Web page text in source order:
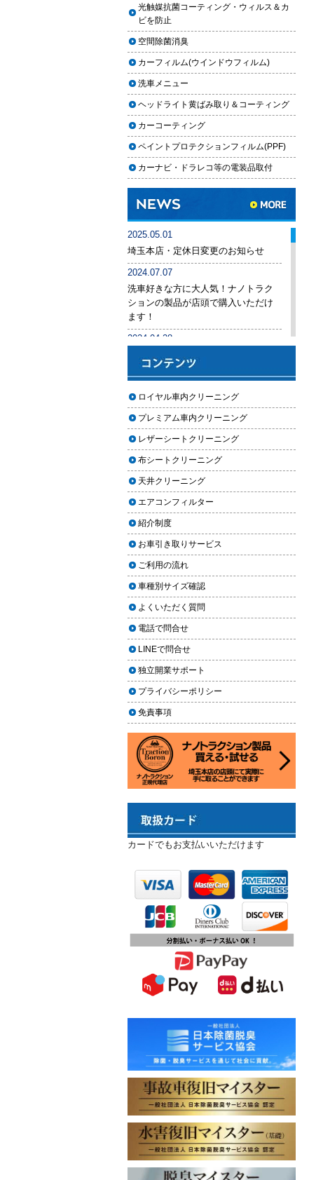
車のドアロック修理の料金と作業
手順
【2026年最新】車の花粉シミを
「科学」で制す。雨上がりの固着
を防ぐ「足軽加工」と抗酸化防衛
論
車内クリーニングは自分ででき
る？DIY清掃と業者依頼の違い・限
界を徹底解説
車内クリーニングで失敗する人の
共通点｜やってはいけない5つの判
断ミス
後悔しないために必ず確認すべき5
つのポイント
果を感じない人が見落としている3
つの原因
【2026年版】車内クリーニングは
自分でできる？プロに頼むべき境
界線と失敗例
い原因とは？タバコ・ペット・カ
ビ別の正しい対処法
【2026年版】車内クリーニングは
どこまでやるべき？目的別おすす
め内容と費用目安
【2026年版】車内クリーニングの
料金相場はいくら？内容別・業者
別に徹底比較
ヘッドライト黄ばみ取りの料金相
場｜イエローハット・オートバッ
クス・専門店を徹底比較【2026年
版】
【2026年版】イエローハットのカ
ーフィルム料金はいくら？施工内
容・相場・安くするコツ
車のヘッドライト交換のタイミン
グと費用
車のサスペンション交換の必要性
と費用
車のフロントガラス交換の料金相
場と作業手順
車のドアロック修理の料金と作業
光触媒抗菌コーティング・ウィルス＆カ
ビを防止
空間除菌消臭
カーフィルム(ウインドウフィルム)
洗車メニュー
ヘッドライト黄ばみ取り＆コーティング
カーコーティング
ペイントプロテクションフィルム(PPF)
カーナビ・ドラレコ等の電装品取付
2025.05.01
埼玉本店・定休日変更のお知らせ
2024.07.07
洗車好きな方に大人気！ナノトラク
ションの製品が店頭で購入いただけ
ます！
2024.04.28
リース
2024年ゴールデンウィーク期間中の
営業予定（埼玉本店・東京足立店・
秋田能代店）
2024.03.23
埼玉のFMラジオ・NACK5で取り上げ
ていただきました
2024.03.22
埼玉本店が東京方面からこれまで以
上に利用しやすく
2024.02.29
2024年3月14日・臨時休業のお知らせ
2023.12.21
年末年始の予定（2023年-2024年）
2023.11.26
年末に「車も大掃除」をしようキャ
ンペーン
2023.11.22
「＃埼玉」という埼玉県のお店や企
業を紹介するサイトで紹介されまし
た
2023.10.30
コーティングが無料で利用できるチ
ャンス！X（旧Twitter）キャンペーン
2023.10.21
秋田県の「能代ポータル」にて得洗
隊を紹介いただきました
第15回ふじみ野市産業まつりに出店
します
2023.10.09
チバテレビ「チバテレ稼ぐ力養成講
座・講座会員インタビュー」で弊社
代表 大屋のインタビューが紹介され
2023.09.27
2023年10月1日オープン！
ロイヤル車内クリーニング
プレミアム車内クリーニング
レザーシートクリーニング
布シートクリーニング
天井クリーニング
エアコンフィルター
紹介制度
お車引き取りサービス
ご利用の流れ
車種別サイズ確認
よくいただく質問
電話で問合せ
LINEで問合せ
独立開業サポート
プライバシーポリシー
免責事項
カードでもお支払いいただけます